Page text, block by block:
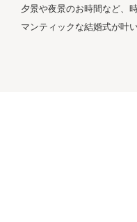
夕景や夜景のお時間など、
マンティックな結婚式が叶い